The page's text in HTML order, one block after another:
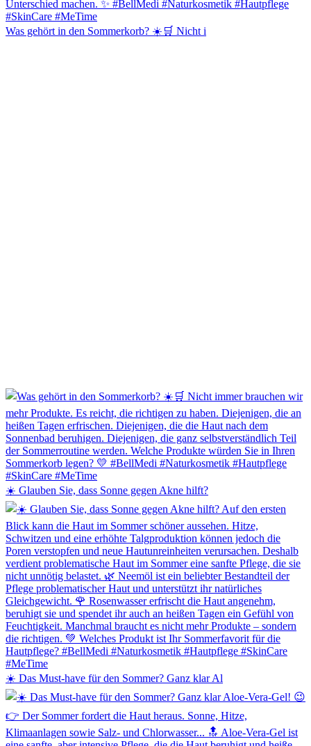
Was gehört in den Sommerkorb? ☀️🛒 Nicht i
☀️ Glauben Sie, dass Sonne gegen Akne hilft?
☀️ Das Must-have für den Sommer? Ganz klar Al